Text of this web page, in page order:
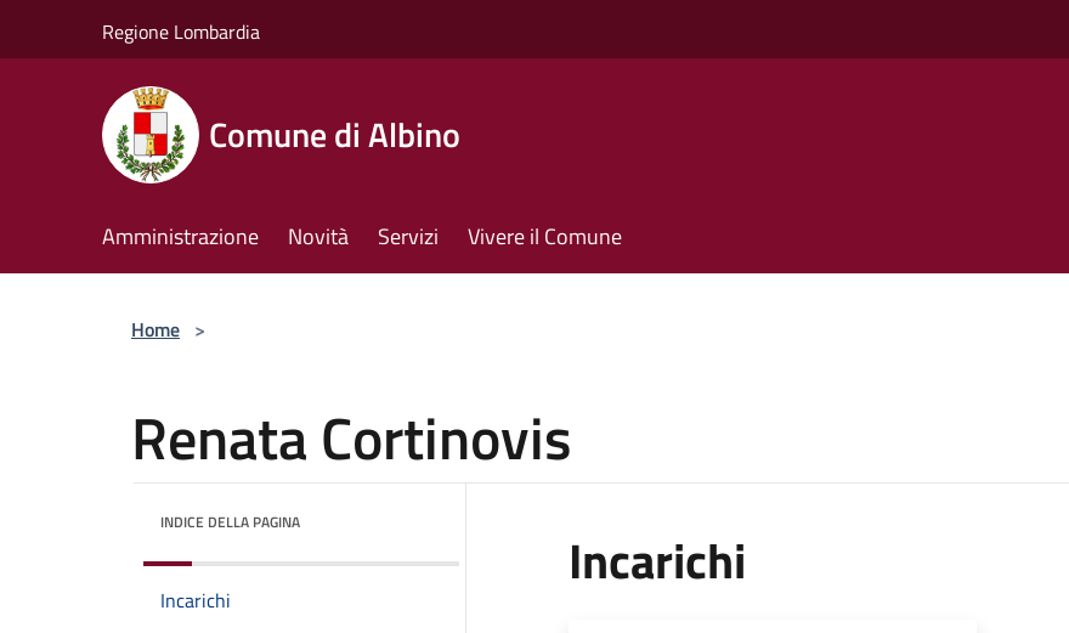
Regione Lombardia
Comune di Albino
Amministrazione Novità Servizi Vivere il Comune
Home >
Renata Cortinovis
INDICE DELLA PAGINA
Incarichi
Incarichi